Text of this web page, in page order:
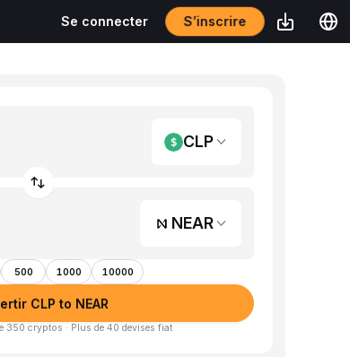
Se connecter S’inscrire
CLP
NEAR
500 1000 10000
CLP to NEAR
350 cryptos · Plus de 40 devises fiat